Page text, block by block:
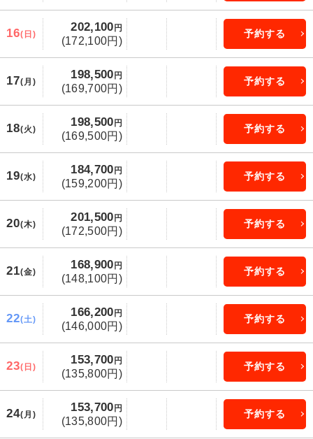
16(日)
202,100 円
(172,100円)
予約する
17(月)
198,500 円
(169,700円)
予約する
18(火)
198,500 円
(169,500円)
予約する
19(水)
184,700 円
(159,200円)
予約する
20(木)
201,500 円
(172,500円)
予約する
21(金)
168,900 円
(148,100円)
予約する
22(土)
166,200 円
(146,000円)
予約する
23(日)
153,700 円
(135,800円)
予約する
24(月)
153,700 円
(135,800円)
予約する